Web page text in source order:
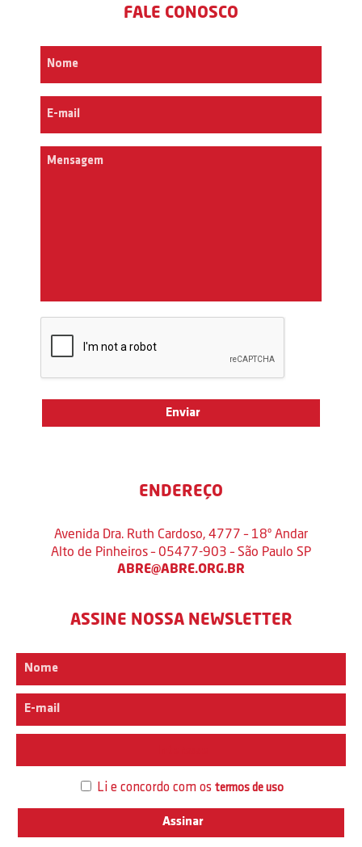
FALE CONOSCO
ENDEREÇO
Avenida Dra. Ruth Cardoso, 4777 – 18º Andar
Alto de Pinheiros – 05477-903 – São Paulo SP
ABRE@ABRE.ORG.BR
ASSINE NOSSA NEWSLETTER
Li e concordo com os termos de uso